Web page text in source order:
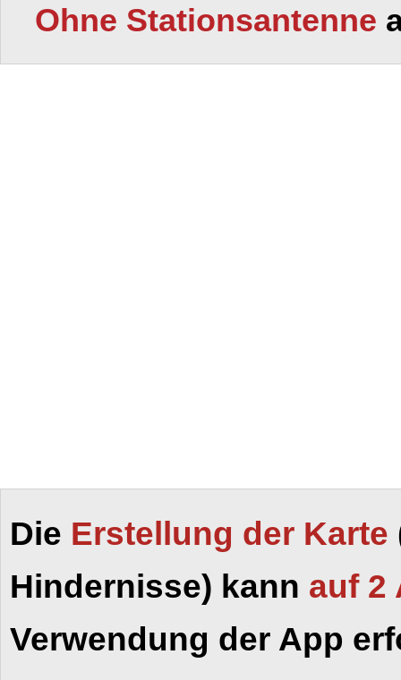
Ohne Stationsantenne
Die Erstellung der Karte
Hindernisse) kann auf2
Verwendung der App